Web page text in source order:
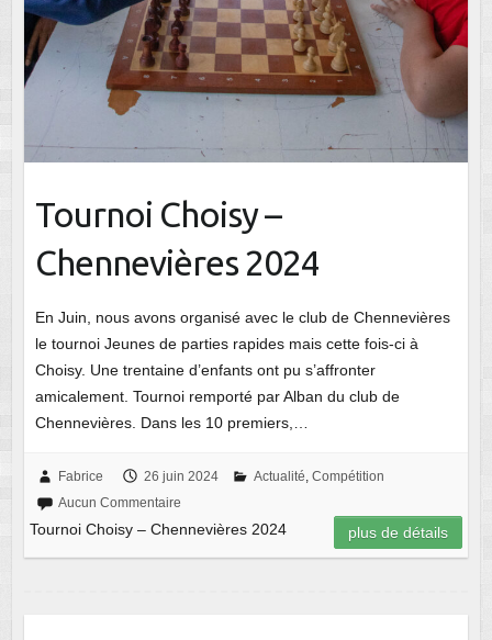
Tournoi Choisy –
Chennevières 2024
En Juin, nous avons organisé avec le club de Chennevières
le tournoi Jeunes de parties rapides mais cette fois-ci à
Choisy. Une trentaine d’enfants ont pu s’affronter
amicalement. Tournoi remporté par Alban du club de
Chennevières. Dans les 10 premiers,…
Fabrice 26 juin 2024 Actualité, Compétition
Aucun Commentaire
Tournoi Choisy – Chennevières 2024 plus de détails